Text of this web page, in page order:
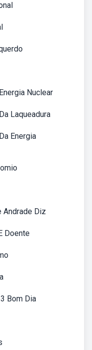
Nuclear
Laqueadura
Energia
Andrade Diz
Doente
Bom Dia